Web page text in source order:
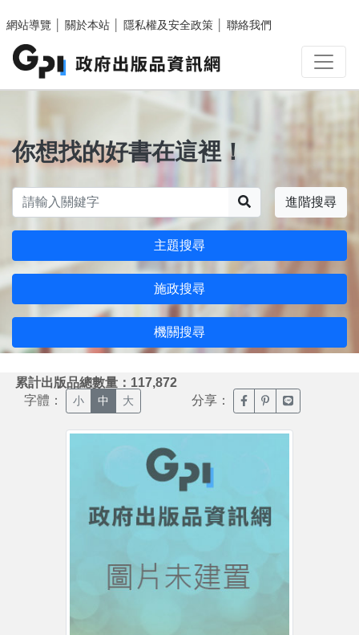
網站導覽
關於本站 隱私權及安全政策 聯絡我們
你想找的好書在這裡！
進階搜尋
主題搜尋
施政搜尋
機關搜尋
累計出版品總數量：117,872
字體： 小 中 大 分享： 臉書分享(另開新視窗)
噗浪分享(另開新
Line分享(另